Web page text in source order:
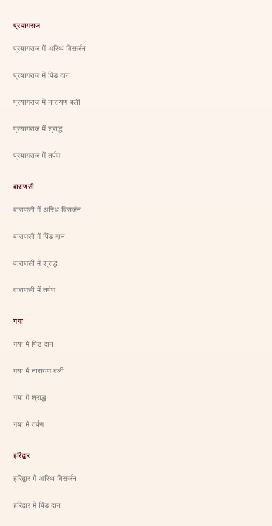
प्रयागराज
प्रयागराज में अस्थि विसर्जन
प्रयागराज में पिंड दान
प्रयागराज में नारायण बली
प्रयागराज में श्राद्ध
प्रयागराज में तर्पण
वाराणसी
वाराणसी में अस्थि विसर्जन
वाराणसी में पिंड दान
वाराणसी में श्राद्ध
वाराणसी में तर्पण
गया
गया में पिंड दान
गया में नारायण बली
गया में श्राद्ध
गया में तर्पण
हरिद्वार
हरिद्वार में अस्थि विसर्जन
हरिद्वार में पिंड दान